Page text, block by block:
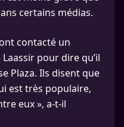
certains médias.
contacté un
pour dire qu’il
Plaza. Ils disent que
est très populaire,
eux », a-t-il